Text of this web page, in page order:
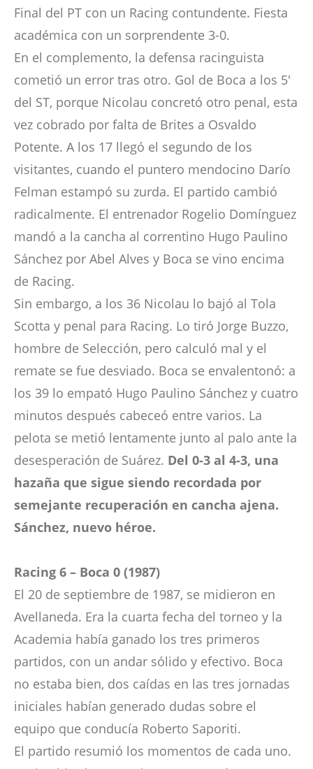
Final del PT con un Racing contundente. Fiesta
académica con un sorprendente 3-0.
En el complemento, la defensa racinguista
cometió un error tras otro. Gol de Boca a los 5′
del ST, porque Nicolau concretó otro penal, esta
vez cobrado por falta de Brites a Osvaldo
Potente. A los 17 llegó el segundo de los
visitantes, cuando el puntero mendocino Darío
Felman estampó su zurda. El partido cambió
radicalmente. El entrenador Rogelio Domínguez
mandó a la cancha al correntino Hugo Paulino
Sánchez por Abel Alves y Boca se vino encima
de Racing.
Sin embargo, a los 36 Nicolau lo bajó al Tola
Scotta y penal para Racing. Lo tiró Jorge Buzzo,
hombre de Selección, pero calculó mal y el
remate se fue desviado. Boca se envalentonó: a
los 39 lo empató Hugo Paulino Sánchez y cuatro
minutos después cabeceó entre varios. La
pelota se metió lentamente junto al palo ante la
desesperación de Suárez. Del 0-3 al 4-3, una
hazaña que sigue siendo recordada por
semejante recuperación en cancha ajena.
Sánchez, nuevo héroe.
Racing 6 – Boca 0 (1987)
El 20 de septiembre de 1987, se midieron en
Avellaneda. Era la cuarta fecha del torneo y la
Academia había ganado los tres primeros
partidos, con un andar sólido y efectivo. Boca
no estaba bien, dos caídas en las tres jornadas
iniciales habían generado dudas sobre el
equipo que conducía Roberto Saporiti.
El partido resumió los momentos de cada uno.